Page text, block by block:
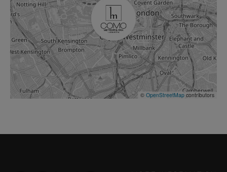
© OpenStreetMap contributors